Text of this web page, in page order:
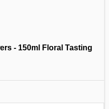
- 150ml Floral Tasting